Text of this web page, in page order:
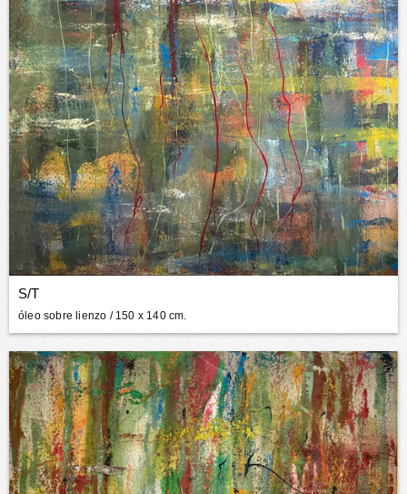
S/T
óleo sobre lienzo / 150 x 140 cm.